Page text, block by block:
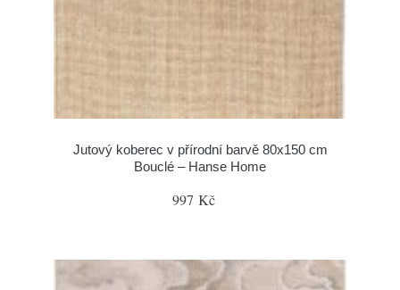
Jutový koberec v přírodní barvě 80x150 cm
Bouclé – Hanse Home
997 Kč